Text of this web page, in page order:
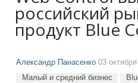
российский
продукт Blue
Александр Панасенко 03
Малый и средний бизнес